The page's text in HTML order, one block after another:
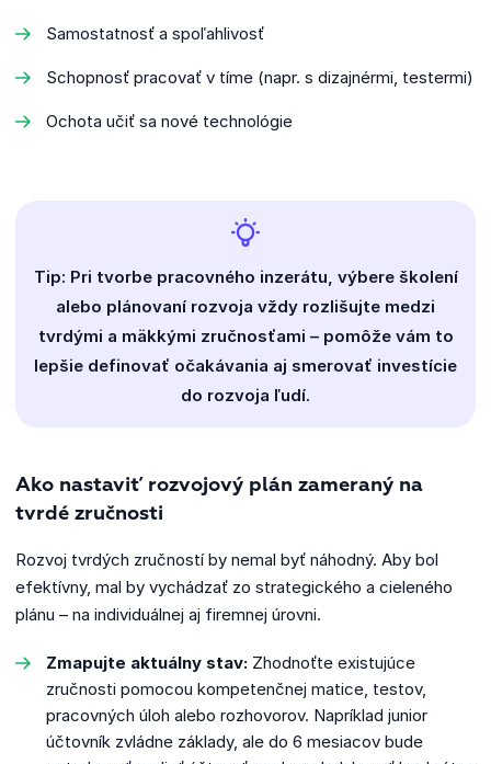
Samostatnosť a spoľahlivosť
Schopnosť pracovať v tíme (napr. s dizajnérmi, testermi)
Ochota učiť sa nové technológie
Tip: Pri tvorbe pracovného inzerátu, výbere školení
alebo plánovaní rozvoja vždy rozlišujte medzi
tvrdými a mäkkými zručnosťami – pomôže vám to
lepšie definovať očakávania aj smerovať investície
do rozvoja ľudí.
Ako nastaviť rozvojový plán zameraný na
tvrdé zručnosti
Rozvoj tvrdých zručností by nemal byť náhodný. Aby bol
efektívny, mal by vychádzať zo strategického a cieleného
plánu – na individuálnej aj firemnej úrovni.
Zmapujte aktuálny stav: Zhodnoťte existujúce
zručnosti pomocou kompetenčnej matice, testov,
pracovných úloh alebo rozhovorov. Napríklad junior
účtovník zvládne základy, ale do 6 mesiacov bude